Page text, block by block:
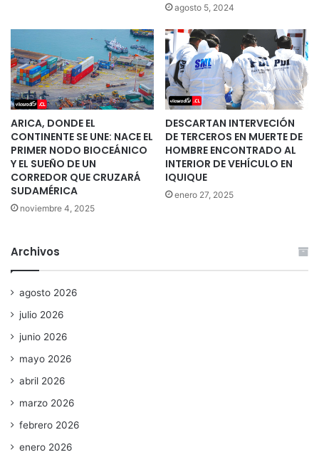
agosto 5, 2024
ARICA, DONDE EL
CONTINENTE SE UNE: NACE EL
PRIMER NODO BIOCEÁNICO
Y EL SUEÑO DE UN
CORREDOR QUE CRUZARÁ
SUDAMÉRICA
noviembre 4, 2025
DESCARTAN INTERVECIÓN
DE TERCEROS EN MUERTE DE
HOMBRE ENCONTRADO AL
INTERIOR DE VEHÍCULO EN
IQUIQUE
enero 27, 2025
Archivos
agosto 2026
julio 2026
junio 2026
mayo 2026
abril 2026
marzo 2026
febrero 2026
enero 2026